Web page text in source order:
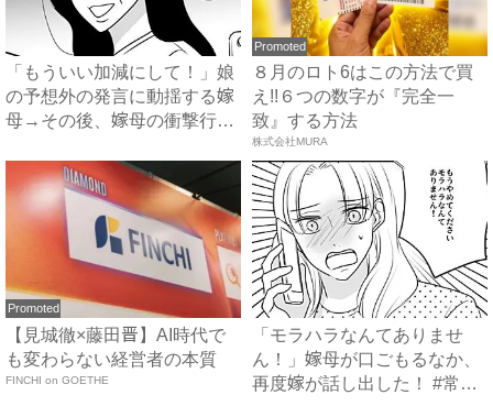
「もういい加減にして！」娘
の予想外の発言に動揺する嫁
母→その後、嫁母の衝撃行動
Promoted
８月のロト6はこの方法で買
え!!６つの数字が『完全一
致』する方法
株式会社MURA
Promoted
【見城徹×藤田晋】AI時代で
も変わらない経営者の本質
FINCHI on GOETHE
「モラハラなんてありませ
ん！」嫁母が口ごもるなか、
再度嫁が話し出した！ #常識